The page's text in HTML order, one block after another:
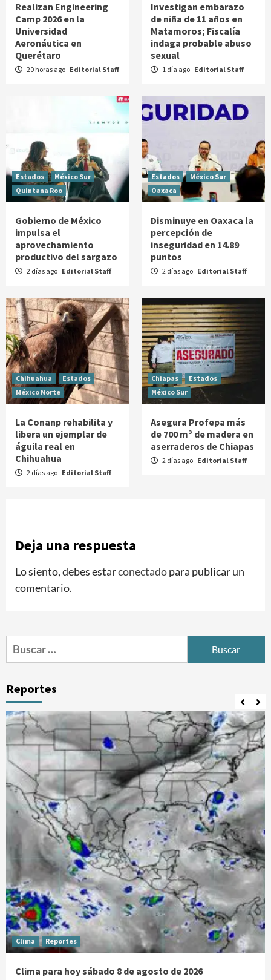
Realizan Engineering
Camp 2026 en la
Universidad
Aeronáutica en
Querétaro
20 horas ago Editorial Staff
Investigan embarazo
de niña de 11 años en
Matamoros; Fiscalía
indaga probable abuso
sexual
1 día ago Editorial Staff
Estados
México Sur
Quintana Roo
Gobierno de México
impulsa el
aprovechamiento
productivo del sargazo
2 días ago Editorial Staff
Estados
México Sur
Oaxaca
Disminuye en Oaxaca la
percepción de
inseguridad en 14.89
puntos
2 días ago Editorial Staff
Chihuahua
Estados
México Norte
La Conanp rehabilita y
libera un ejemplar de
águila real en
Chihuahua
2 días ago Editorial Staff
Chiapas
Estados
México Sur
Asegura Profepa más
de 700 m³ de madera en
aserraderos de Chiapas
2 días ago Editorial Staff
Deja una respuesta
Lo siento, debes estarconectadopara publicar un
comentario.
Buscar:
Reportes
Clima Reportes
Clima para hoy sábado 8 de agosto de 2026